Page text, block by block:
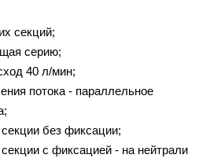
секций;
серию;
40 л/мин;
потока - параллельное
без фиксации;
с фиксацией - на нейтрали